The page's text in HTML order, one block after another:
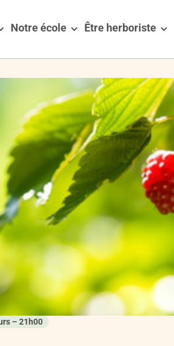
Notre école Être herboriste
– 21h00